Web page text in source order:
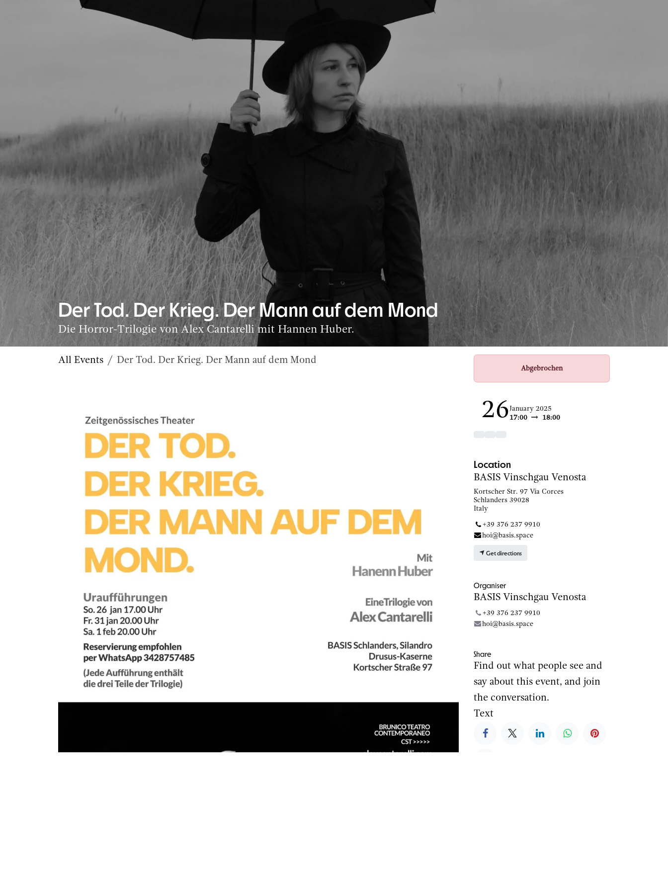
Der Tod. Der Krieg. Der Mann auf dem Mond
Die Horror-Trilogie von Alex Cantarelli mit Hannen Huber.
All Events Der Tod. Der Krieg. Der Mann auf dem Mond
Abgebrochen
26January 2025
17:00
18:00
Location
BASIS Vinschgau Venosta
Kortscher Str. 97 Via Corces
Schlanders 39028
Italy
+39 376 237 9910
hoi@basis.space
Get directions
Organiser
BASIS Vinschgau Venosta
+39 376 237 9910
hoi@basis.space
Share
Find out what people see and
say about this event, and join
the conversation.
Text